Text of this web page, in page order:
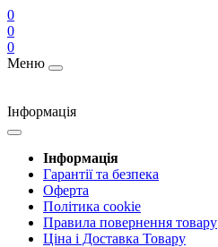
0
0
0
Меню
Інформація
Інформація
Гарантії та безпека
Оферта
Політика cookie
Правила повернення товару
Ціна і Доставка Товару